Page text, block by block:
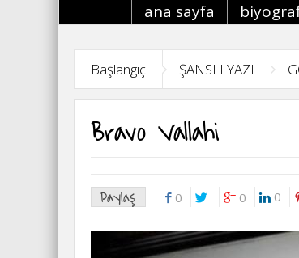
ana sayfa
Başlangıç ŞANSLI YAZI
Bravo Vallahi
Paylaş 0 0 0